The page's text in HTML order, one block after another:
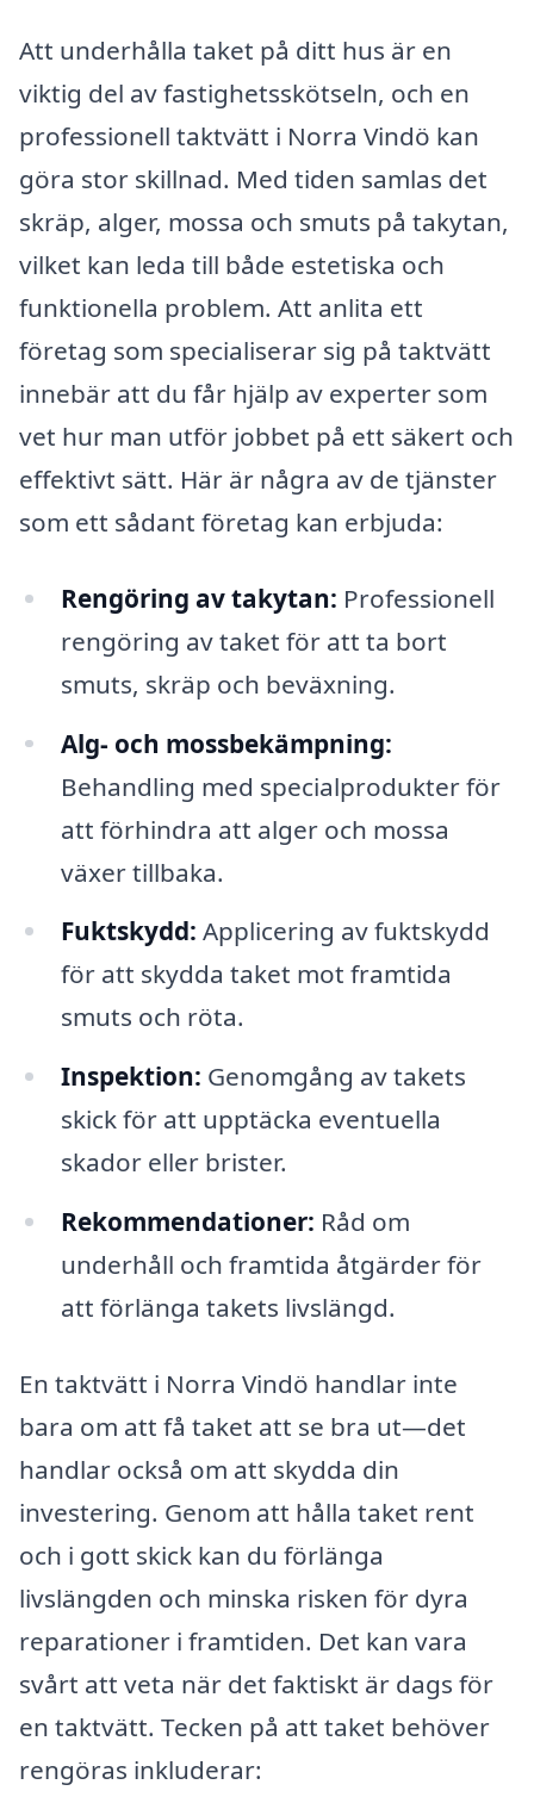
Att underhålla taket på ditt hus är en
viktig del av fastighetsskötseln, och en
professionell taktvätt i Norra Vindö kan
göra stor skillnad. Med tiden samlas det
skräp, alger, mossa och smuts på takytan,
vilket kan leda till både estetiska och
funktionella problem. Att anlita ett
företag som specialiserar sig på taktvätt
innebär att du får hjälp av experter som
vet hur man utför jobbet på ett säkert och
effektivt sätt. Här är några av de tjänster
som ett sådant företag kan erbjuda:
Rengöring av takytan: Professionell
rengöring av taket för att ta bort
smuts, skräp och beväxning.
Alg- och mossbekämpning:
Behandling med specialprodukter för
att förhindra att alger och mossa
växer tillbaka.
Fuktskydd: Applicering av fuktskydd
för att skydda taket mot framtida
smuts och röta.
Inspektion: Genomgång av takets
skick för att upptäcka eventuella
skador eller brister.
Rekommendationer: Råd om
underhåll och framtida åtgärder för
att förlänga takets livslängd.
En taktvätt i Norra Vindö handlar inte
bara om att få taket att se bra ut—det
handlar också om att skydda din
investering. Genom att hålla taket rent
och i gott skick kan du förlänga
livslängden och minska risken för dyra
reparationer i framtiden. Det kan vara
svårt att veta när det faktiskt är dags för
en taktvätt. Tecken på att taket behöver
rengöras inkluderar: